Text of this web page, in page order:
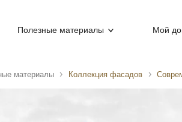
Полезные материалы Мой
материалы Коллекция фасадов